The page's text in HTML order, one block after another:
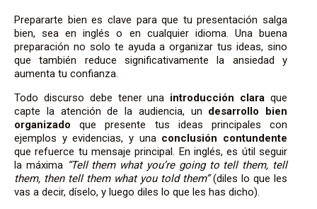
Prepararte bien es clave para que tu presentación salga
bien, sea en inglés o en cualquier idioma. Una buena
preparación no solo te ayuda a organizar tus ideas, sino
que también reduce significativamente la ansiedad y
aumenta tu confianza.
Todo discurso debe tener una introducción claraque
capte la atención de la audiencia, un desarrollo bien
organizado que presente tus ideas principales con
ejemplos y evidencias, y una conclusión contundente
que refuerce tu mensaje principal. En inglés, es útil seguir
la máxima“Tell them what you’re going to tell them, tell
them, then tell them what you told them”(diles lo que les
vas a decir, díselo, y luego diles lo que les has dicho).